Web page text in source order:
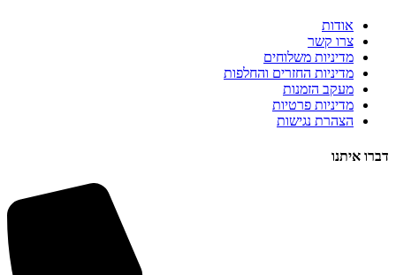
אודות
צרו קשר
מדיניות משלוחים
מדיניות החזרים והחלפות
מעקב הזמנות
מדיניות פרטיות
הצהרת נגישות
דברו איתנו